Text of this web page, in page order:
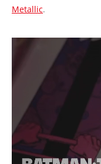
Metallic.